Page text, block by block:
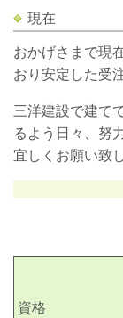
現在
おかげさまで現
おり安定した受
三洋建設で建て
るよう日々、努
宜しくお願い致
資格